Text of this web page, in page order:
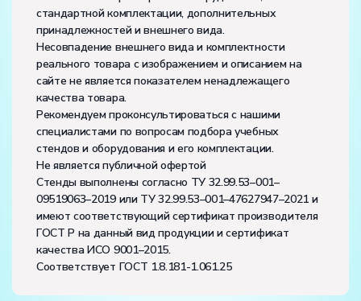
стандартной комплектации, дополнительных
принадлежностей и внешнего вида.
Несовпадение внешнего вида и комплектности
реального товара с изображением и описанием на
сайте не является показателем ненадлежащего
качества товара.
Рекомендуем проконсультироваться с нашими
специалистами по вопросам подбора учебных
стендов и оборудования и его комплектации.
Не является публичной офертой
Стенды выполнены согласно ТУ 32.99.53–001–
09519063–2019 или ТУ 32.99.53–001–47627947–2021 и
имеют соответствующий сертификат производителя
ГОСТ Р на данный вид продукции и сертификат
качества ИСО 9001–2015.
Соответствует ГОСТ 1.8.181-1.061.25